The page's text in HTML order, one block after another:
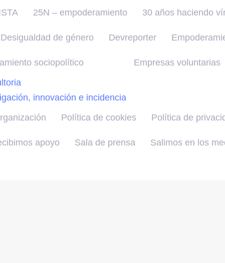
25N – empoderamiento 30 años haciendo
Desigualdad de género Devreporter
sociopolítico
innovación e incidencia
Empresas voluntarias
Política de cookies Política de
apoyo Sala de prensa Salimos en los